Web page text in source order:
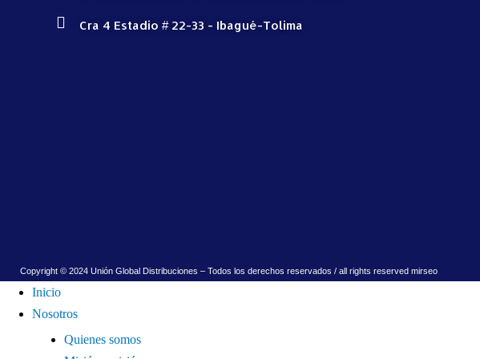
Cra 4 Estadio # 22-33 - Ibagué-Tolima
Copyright © 2024 Unión Global Distribuciones – Todos los derechos reservados / all rights reserved mirseo
Inicio
Nosotros
Quienes somos